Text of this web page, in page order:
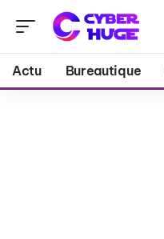
Actu Bureautique